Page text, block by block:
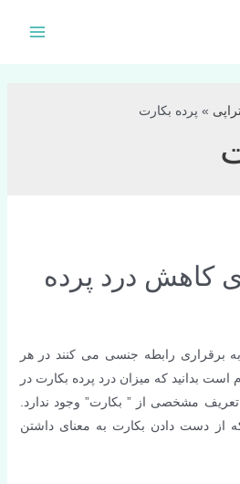
» پرده بکارت
کاهش درد پرده
برقراری رابطه جنسی می کنند در هر
بدانید که میزان درد پرده بکارت در
مشخصی از ” بکارت” وجود ندارد.
از دست دادن بکارت به معنای داشتن